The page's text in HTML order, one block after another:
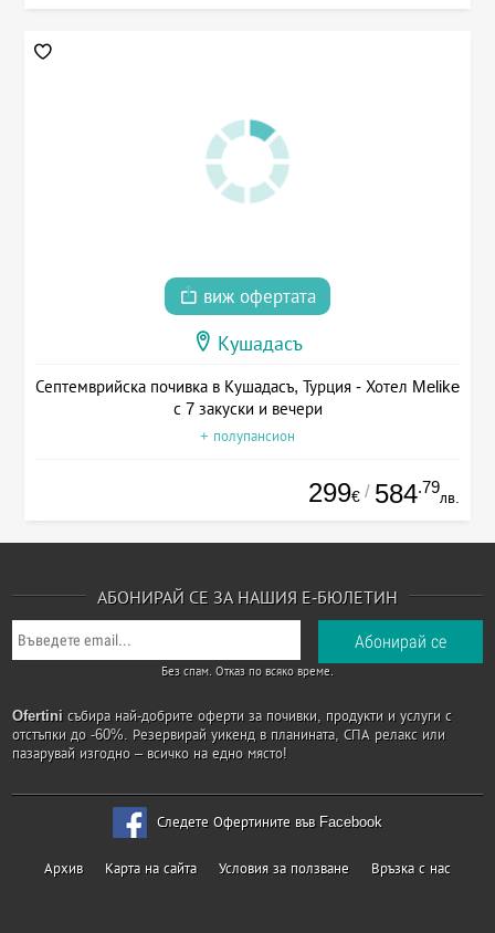
виж офертата
Кушадасъ
Септемврийска почивка в Кушадасъ, Турция - Хотел Melike
с 7 закуски и вечери
+ полупансион
299€ / 584.79
лв.
АБОНИРАЙ СЕ ЗА НАШИЯ Е-БЮЛЕТИН
Без спам. Отказ по всяко време.
Ofertini събира най-добрите оферти за почивки, продукти и услуги с
отстъпки до -60%. Резервирай уикенд в планината, СПА релакс или
пазарувай изгодно – всичко на едно място!
Следете Офертините във Facebook
Архив Карта на сайта Условия за ползване Връзка с нас